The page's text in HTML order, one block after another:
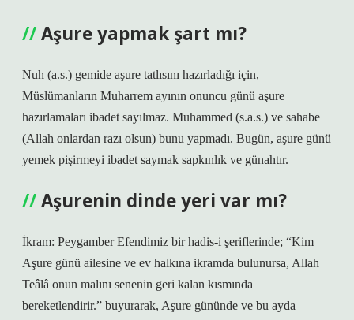
Aşure yapmak şart mı?
Nuh (a.s.) gemide aşure tatlısını hazırladığı için,
Müslümanların Muharrem ayının onuncu günü aşure
hazırlamaları ibadet sayılmaz. Muhammed (s.a.s.) ve sahabe
(Allah onlardan razı olsun) bunu yapmadı. Bugün, aşure günü
yemek pişirmeyi ibadet saymak sapkınlık ve günahtır.
Aşurenin dinde yeri var mı?
İkram: Peygamber Efendimiz bir hadis-i şeriflerinde; “Kim
Aşure günü ailesine ve ev halkına ikramda bulunursa, Allah
Teâlâ onun malını senenin geri kalan kısmında
bereketlendirir.” buyurarak, Aşure gününde ve bu ayda